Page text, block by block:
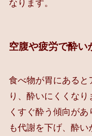
なります。
空腹や疲労で酔い
食べ物が胃にあると
り、酔いにくくな
くすぐ酔う傾向が
も代謝を下げ、酔い